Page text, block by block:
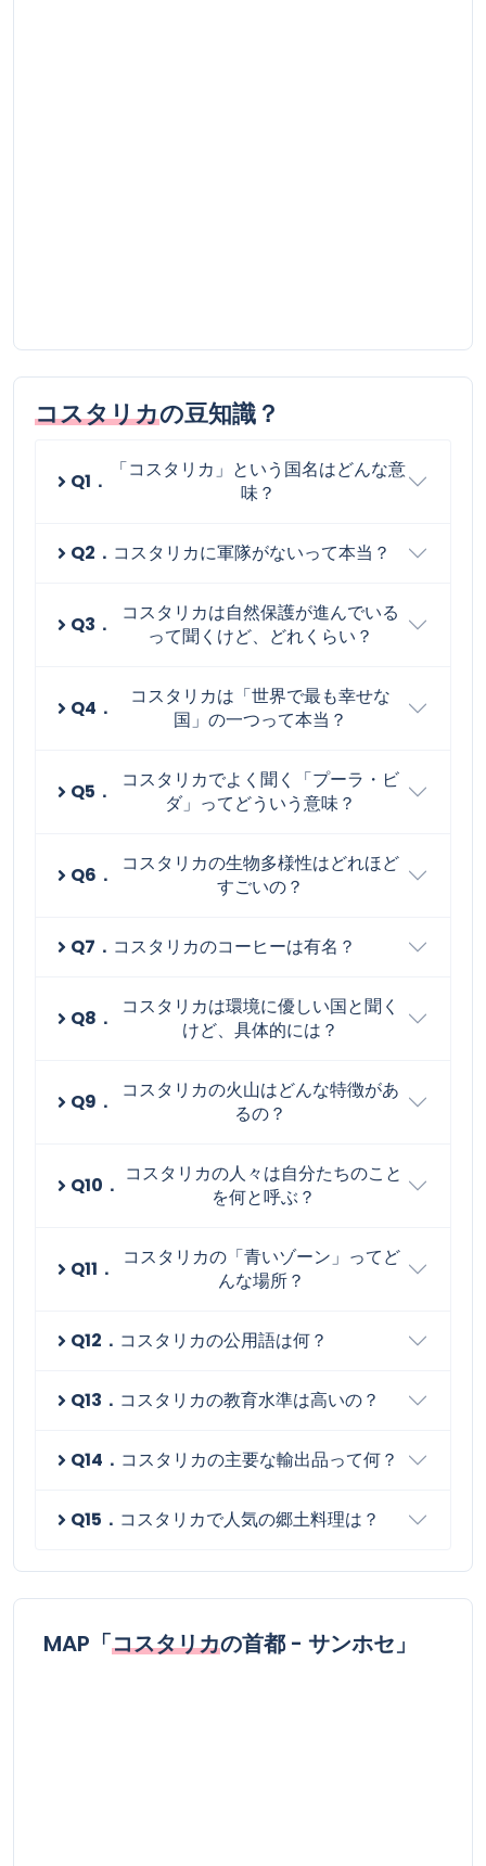
コスタリカの豆知識？
Q1．
「コスタリカ」という国名はどんな意
味？
Q2． コスタリカに軍隊がないって本当？
Q3．
コスタリカは自然保護が進んでいる
って聞くけど、どれくらい？
Q4．
コスタリカは「世界で最も幸せな
国」の一つって本当？
Q5．
コスタリカでよく聞く「プーラ・ビ
ダ」ってどういう意味？
Q6．
コスタリカの生物多様性はどれほど
すごいの？
Q7． コスタリカのコーヒーは有名？
Q8．
コスタリカは環境に優しい国と聞く
けど、具体的には？
Q9．
コスタリカの火山はどんな特徴があ
るの？
Q10． コスタリカの人々は自分たちのこと
を何と呼ぶ？
Q11．
コスタリカの「青いゾーン」ってど
んな場所？
Q12． コスタリカの公用語は何？
Q13． コスタリカの教育水準は高いの？
Q14． コスタリカの主要な輸出品って何？
Q15． コスタリカで人気の郷土料理は？
MAP「コスタリカの首都 - サンホセ」